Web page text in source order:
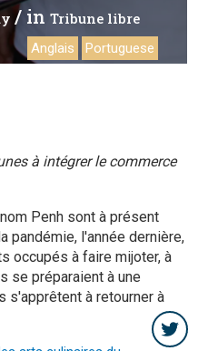
/ in Tribune libre
Anglais Portuguese
à intégrer le commerce
Penh sont à présent
pandémie, l'année dernière,
occupés à faire mijoter, à
se préparaient à une
s'apprêtent à retourner à